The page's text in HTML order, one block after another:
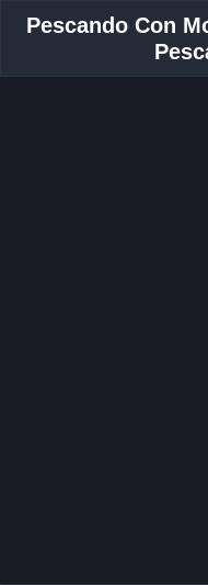
Pescando Con